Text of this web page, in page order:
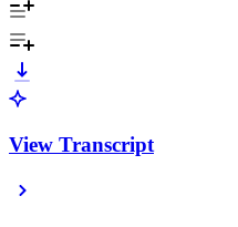
View Transcript